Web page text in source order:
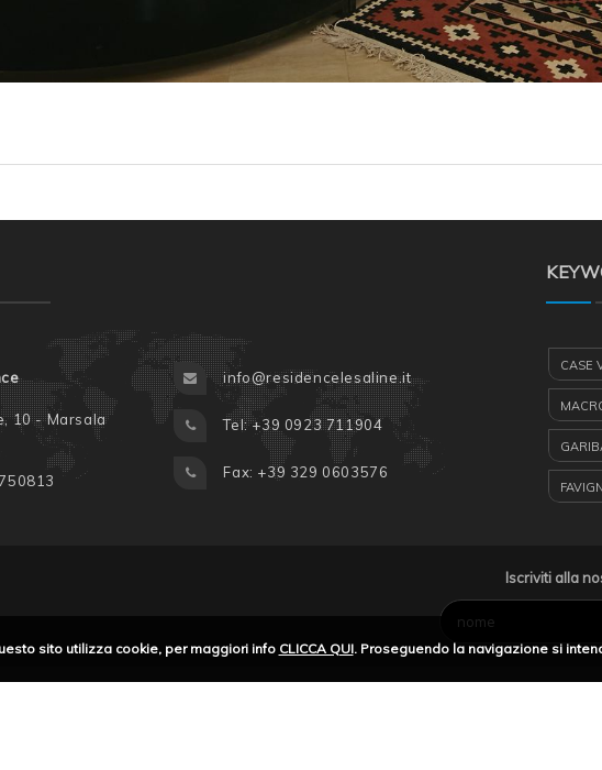
sito utilizza cookie, per maggiori info CLICCA QUI. Proseguendo la navigazione si
10 - Marsala
info@residencelesaline.it
Tel: +39 0923 711904
Fax: +39 329 0603576
CASE
Iscriviti alla